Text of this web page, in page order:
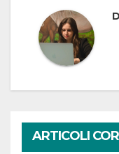
ARTICOLI